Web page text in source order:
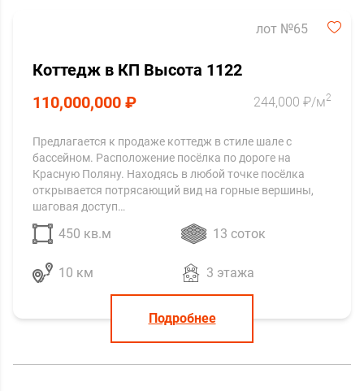
лот №65
Коттедж в КП Высота 1122
110,000,000 ₽
244,000 ₽/м2
Предлагается к продаже коттедж в стиле шале с
бассейном. Расположение посёлка по дороге на
Красную Поляну. Находясь в любой точке посёлка
открывается потрясающий вид на горные вершины,
шаговая доступ…
450 кв.м 13 соток
10 км 3 этажа
Подробнее